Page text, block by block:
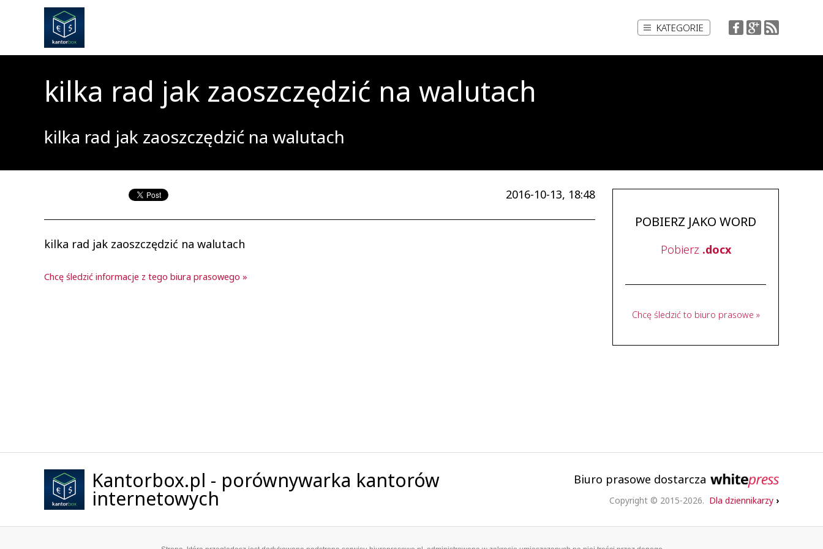
KATEGORIE
kilka rad jak zaoszczędzić na walutach
kilka rad jak zaoszczędzić na walutach
2016-10-13, 18:48
kilka rad jak zaoszczędzić na walutach
Chcę śledzić informacje z tego biura prasowego »
POBIERZ JAKO WORD
Pobierz .docx
Chcę śledzić to biuro prasowe »
Kantorbox.pl - porównywarka kantorów
internetowych
Biuro prasowe dostarcza
Copyright © 2015-2026. Dla dziennikarzy ›